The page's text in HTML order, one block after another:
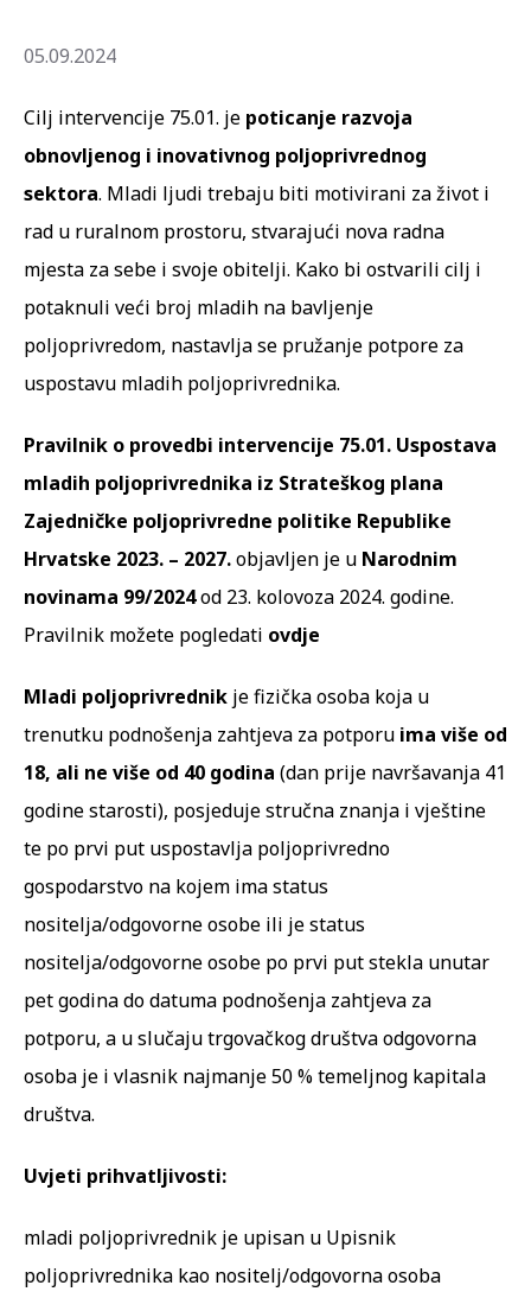
05.09.2024
Cilj intervencije 75.01. je poticanje razvoja
obnovljenog i inovativnog poljoprivrednog
sektora. Mladi ljudi trebaju biti motivirani za život i
rad u ruralnom prostoru, stvarajući nova radna
mjesta za sebe i svoje obitelji. Kako bi ostvarili cilj i
potaknuli veći broj mladih na bavljenje
poljoprivredom, nastavlja se pružanje potpore za
uspostavu mladih poljoprivrednika.
Pravilnik o provedbi intervencije 75.01. Uspostava
mladih poljoprivrednika iz Strateškog plana
Zajedničke poljoprivredne politike Republike
Hrvatske 2023. – 2027.objavljen je u Narodnim
novinama 99/2024od 23. kolovoza 2024. godine.
Pravilnik možete pogledati ovdje
Mladi poljoprivrednik je fizička osoba koja u
trenutku podnošenja zahtjeva za potporu ima više od
18, ali ne više od 40 godina (dan prije navršavanja 41
godine starosti), posjeduje stručna znanja i vještine
te po prvi put uspostavlja poljoprivredno
gospodarstvo na kojem ima status
nositelja/odgovorne osobe ili je status
nositelja/odgovorne osobe po prvi put stekla unutar
pet godina do datuma podnošenja zahtjeva za
potporu, a u slučaju trgovačkog društva odgovorna
osoba je i vlasnik najmanje 50 % temeljnog kapitala
društva.
Uvjeti prihvatljivosti:
mladi poljoprivrednik je upisan u Upisnik
poljoprivrednika kao nositelj/odgovorna osoba